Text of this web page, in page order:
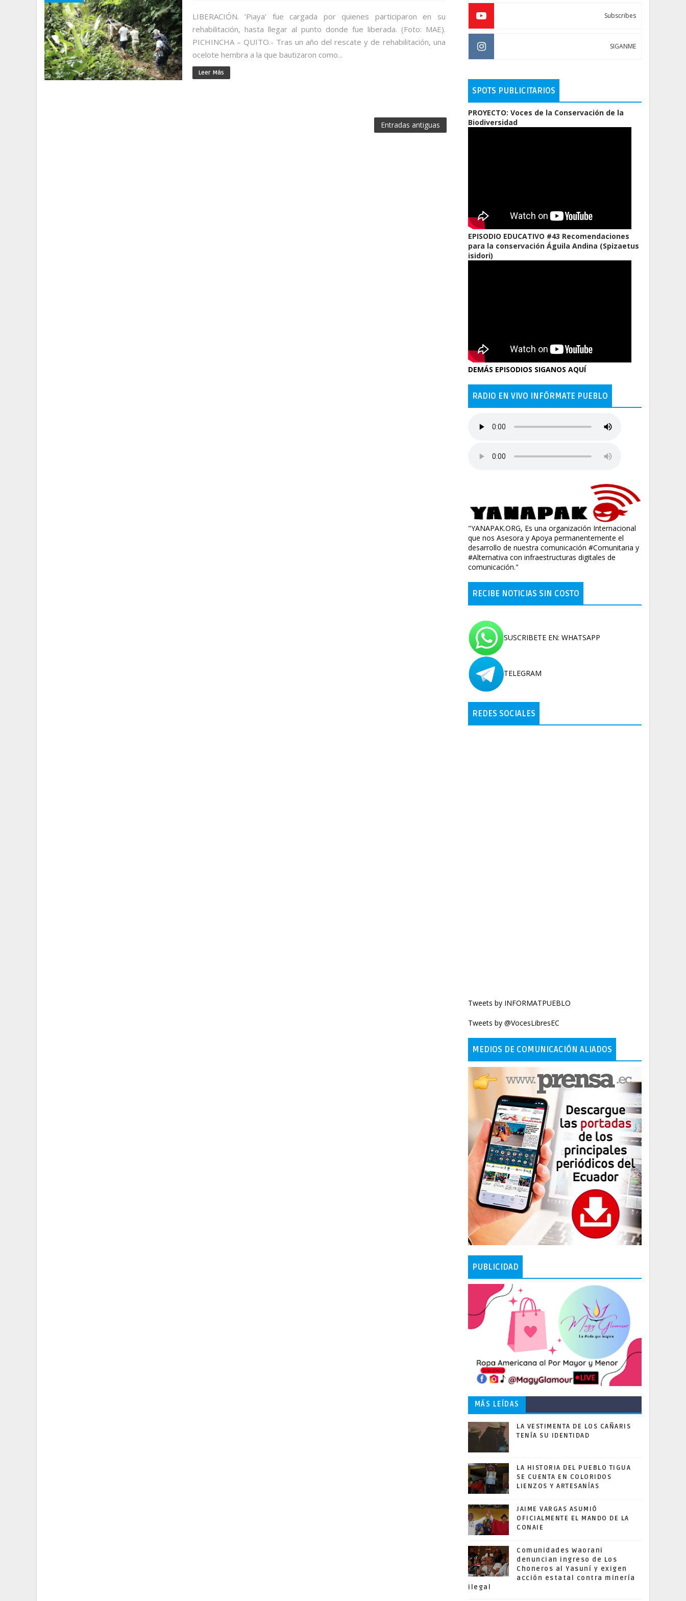
LIBERACIÓN. ‘Piaya’ fue cargada por quienes participaron en su
rehabilitación, hasta llegar al punto donde fue liberada. (Foto: MAE).
PICHINCHA – QUITO.- Tras un año del rescate y de rehabilitación, una
ocelote hembra a la que bautizaron como...
Leer Más
Entradas antiguas
Subscribes
SIGANME
SPOTS PUBLICITARIOS
PROYECTO: Voces de la Conservación de la
Biodiversidad
EPISODIO EDUCATIVO #43 Recomendaciones
para la conservación Águila Andina (Spizaetus
isidori)
DEMÁS EPISODIOS SIGANOS AQUÍ
RADIO EN VIVO INFÓRMATE PUEBLO
"YANAPAK.ORG, Es una organización Internacional
que nos Asesora y Apoya permanentemente el
desarrollo de nuestra comunicación #Comunitaria y
#Alternativa con infraestructuras digitales de
comunicación."
RECIBE NOTICIAS SIN COSTO
SUSCRIBETE EN: WHATSAPP
TELEGRAM
REDES SOCIALES
Tweets by INFORMATPUEBLO
Tweets by @VocesLibresEC
MEDIOS DE COMUNICACIÓN ALIADOS
PUBLICIDAD
MÁS LEÍDAS
LA VESTIMENTA DE LOS CAÑARIS
TENÍA SU IDENTIDAD
LA HISTORIA DEL PUEBLO TIGUA
SE CUENTA EN COLORIDOS
LIENZOS Y ARTESANÍAS
JAIME VARGAS ASUMIÓ
OFICIALMENTE EL MANDO DE LA
CONAIE
Comunidades Waorani
denuncian ingreso de Los
Choneros al Yasuní y exigen
acción estatal contra minería
ilegal